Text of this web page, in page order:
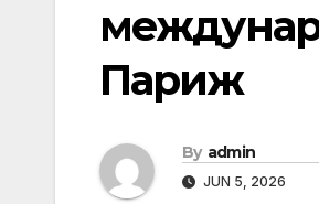
Париж
By admin
JUN 5, 2026